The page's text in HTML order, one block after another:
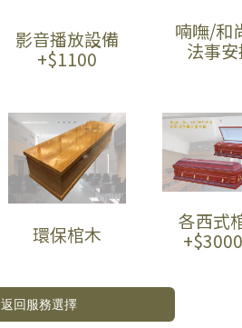
影音播放設備
+$1100
喃嘸/和
法事
環保棺木
各西式
返回服務選擇